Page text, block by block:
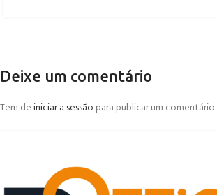
Deixe um comentário
Tem deiniciar a sessão para publicar um comentário.